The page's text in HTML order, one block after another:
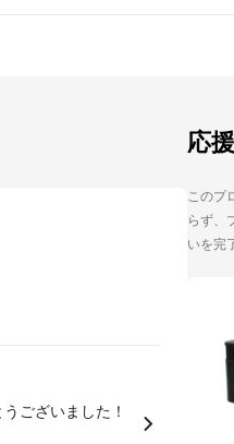
応
このプ
らず、
いを完